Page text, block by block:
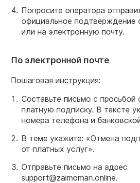
Попросите оператора
официальное подтверждение
или на электронную почту.
По электронной почте
Пошаговая инструкция:
Составьте письмо с просьбой
платную подписку. В тексте
номера телефона и
В теме укажите: «Отмена
от платных услуг».
Отправьте письмо на адрес
support@zaimoman.online.